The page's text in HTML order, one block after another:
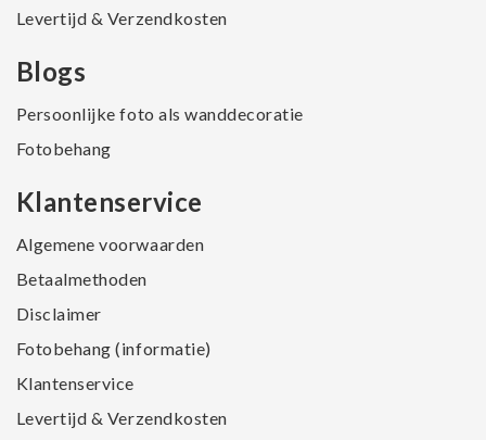
Levertijd & Verzendkosten
Blogs
Persoonlijke foto als wanddecoratie
Fotobehang
Klantenservice
Algemene voorwaarden
Betaalmethoden
Disclaimer
Fotobehang (informatie)
Klantenservice
Levertijd & Verzendkosten